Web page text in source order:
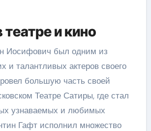
театре и кино
Иосифович был одним из
и талантливых актеров своего
большую часть своей
Театре Сатиры, где стал
узнаваемых и любимых
Гафт исполнил множество